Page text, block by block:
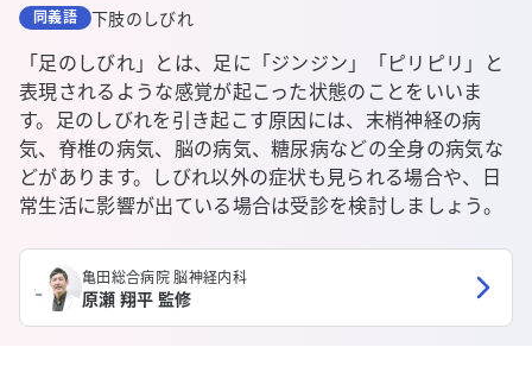
同義語 下肢のしびれ
「足のしびれ」とは、足に「ジンジン」「ピリピリ」と
表現されるような感覚が起こった状態のことをいいま
す。足のしびれを引き起こす原因には、末梢神経の病
気、脊椎の病気、脳の病気、糖尿病などの全身の病気な
どがあります。しびれ以外の症状も見られる場合や、日
常生活に影響が出ている場合は受診を検討しましょう。
亀田総合病院 脳神経内科
原瀬 翔平 監修